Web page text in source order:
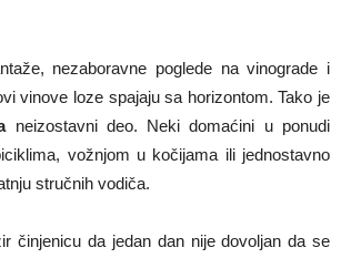
nezaboravne poglede na vinograde i
vinove loze spajaju sa horizontom. Tako je
neizostavni deo. Neki domaćini u ponudi
vožnjom u kočijama ili jednostavno
stručnih vodiča.
činjenicu da jedan dan nije dovoljan da se